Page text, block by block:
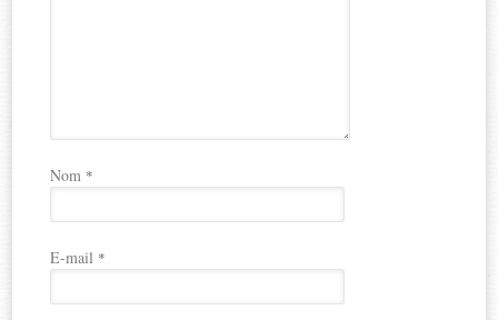
Nom *
E-mail *